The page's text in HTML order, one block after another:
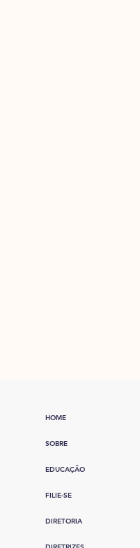
HOME
SOBRE
EDUCAÇÃO
FILIE-SE
DIRETORIA